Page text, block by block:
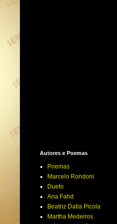
Autores e Poemas
Poemas
Marcelo Rondoni
Dueto
Ana Fahd
Beatriz Dalla Picola
Martha Medeiros